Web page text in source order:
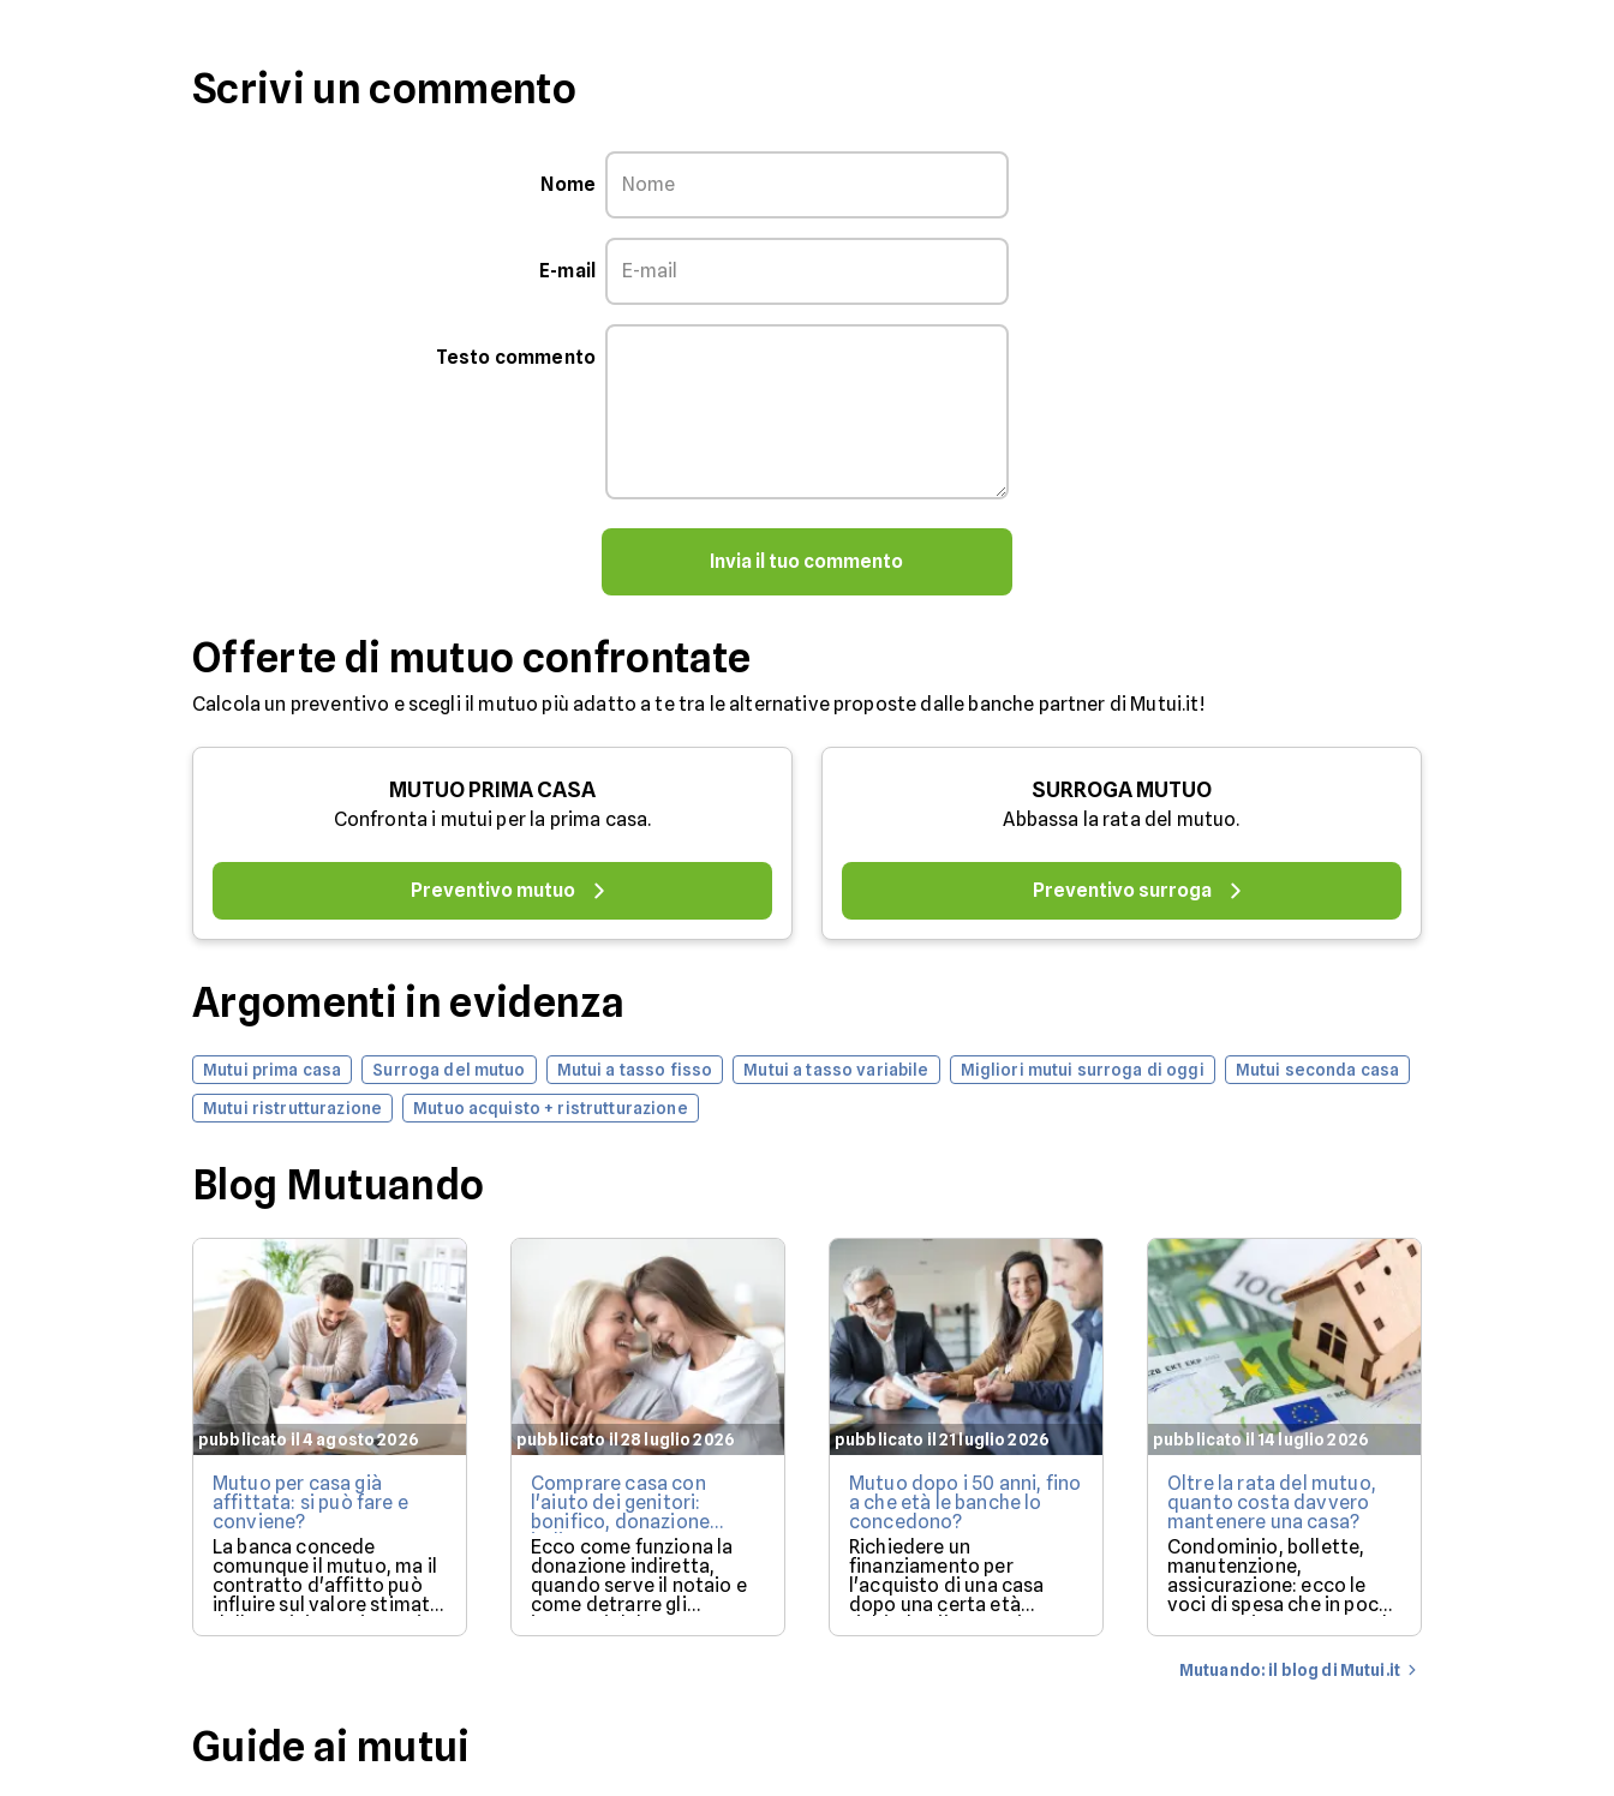
Scrivi un commento
Nome
E-mail
Testo commento
Invia il tuo commento
Offerte di mutuo confrontate
Calcola un preventivo e scegli il mutuo più adatto a te tra le alternative proposte dalle banche partner di Mutui.it!
MUTUO PRIMA CASA
Confronta i mutui per la prima casa.
Preventivo mutuo
SURROGA MUTUO
Abbassa la rata del mutuo.
Preventivo surroga
Argomenti in evidenza
Mutui prima casa Surroga del mutuo Mutui a tasso fisso Mutui a tasso variabile Migliori mutui surroga di oggi
Mutui seconda casa
Mutui ristrutturazione
Mutuo acquisto + ristrutturazione
Blog Mutuando
pubblicato il 4 agosto 2026
Mutuo per casa già
affittata: si può fare e
conviene?
La banca concede
comunque il mutuo, ma il
contratto d'affitto può
influire sul valore stimato
dalla perizia e sui tempi
per poter utilizzare la
pubblicato il 28 luglio 2026
Comprare casa con
l'aiuto dei genitori:
bonifico, donazione
indiretta o mutuo?
Ecco come funziona la
donazione indiretta,
quando serve il notaio e
come detrarre gli
interessi del mutuo.
pubblicato il 21 luglio 2026
Mutuo dopo i 50 anni, fino
a che età le banche lo
concedono?
Richiedere un
finanziamento per
l'acquisto di una casa
dopo una certa età
richiede più attenzione:
ecco i fattori che fanno la
pubblicato il 14 luglio 2026
Oltre la rata del mutuo,
quanto costa davvero
mantenere una casa?
Condominio, bollette,
manutenzione,
assicurazione: ecco le
voci di spesa che in pochi
mettono in conto quando
comprano casa.
Mutuando: il blog di Mutui.it
Guide ai mutui